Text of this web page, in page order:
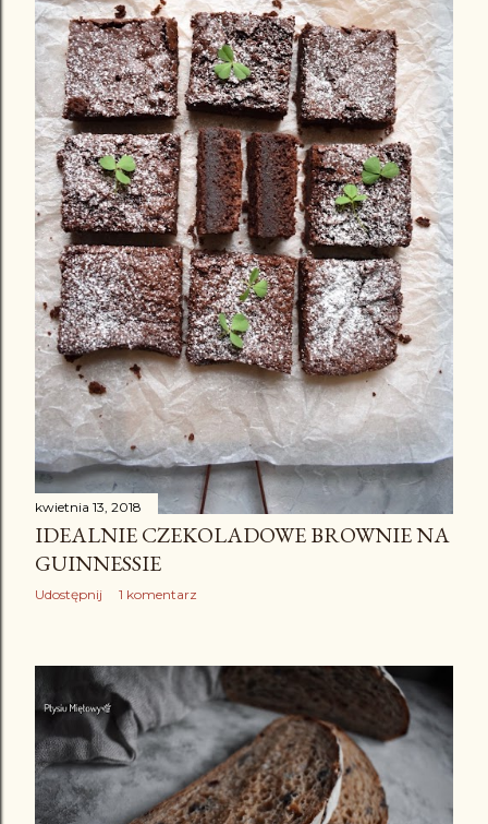
kwietnia 13, 2018
IDEALNIE CZEKOLADOWE BROWNIE NA
GUINNESSIE
Udostępnij 1 komentarz